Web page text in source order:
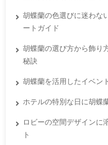
胡蝶蘭の色選びに迷わな
ートガイド
胡蝶蘭の選び方から飾り
秘訣
胡蝶蘭を活用したイベン
ホテルの特別な日に胡蝶
ロビーの空間デザインに
ト